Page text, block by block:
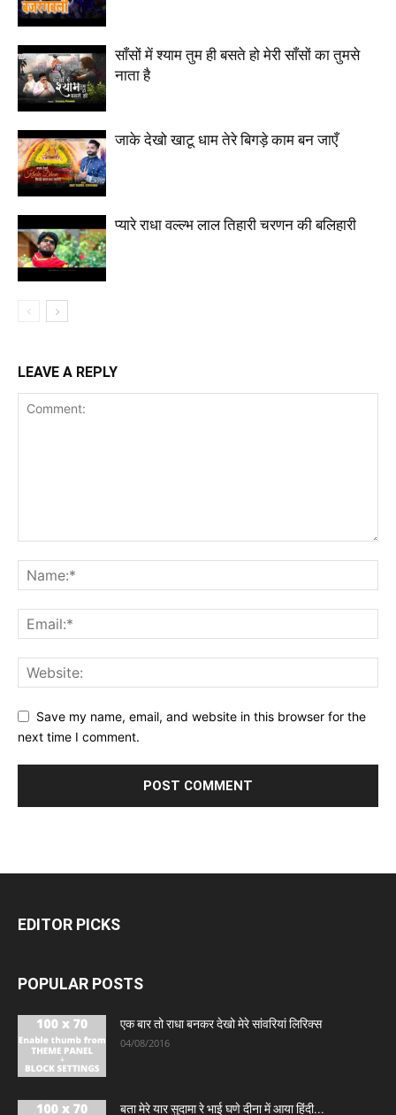
साँसों में श्याम तुम ही बसते हो मेरी साँसों का तुमसे
नाता है
जाके देखो खाटू धाम तेरे बिगड़े काम बन जाएँ
प्यारे राधा वल्ल्भ लाल तिहारी चरणन की बलिहारी
LEAVE A REPLY
Save my name, email, and website in this browser for the
next time I comment.
EDITOR PICKS
POPULAR POSTS
एक बार तो राधा बनकर देखो मेरे सांवरियां लिरिक्स
04/08/2016
बता मेरे यार सुदामा रे भाई घणे दीना में आया हिंदी...